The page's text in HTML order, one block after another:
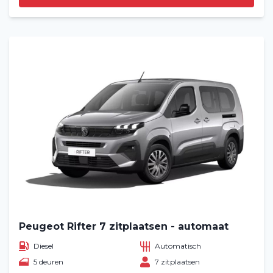
Peugeot Rifter 7 zitplaatsen - automaat
Diesel
Automatisch
5 deuren
7 zitplaatsen